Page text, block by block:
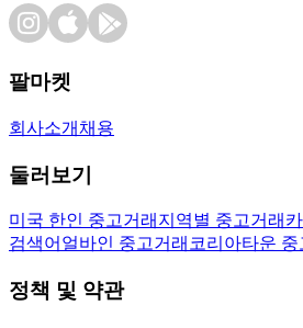
팔마켓
회사소개 채용
둘러보기
미국 한인 중고거래 지역별 중고거래
검색어 얼바인 중고거래 코리아타운 중
정책 및 약관